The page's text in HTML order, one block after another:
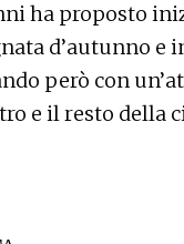
ha proposto
d’autunno
però con
e il resto della